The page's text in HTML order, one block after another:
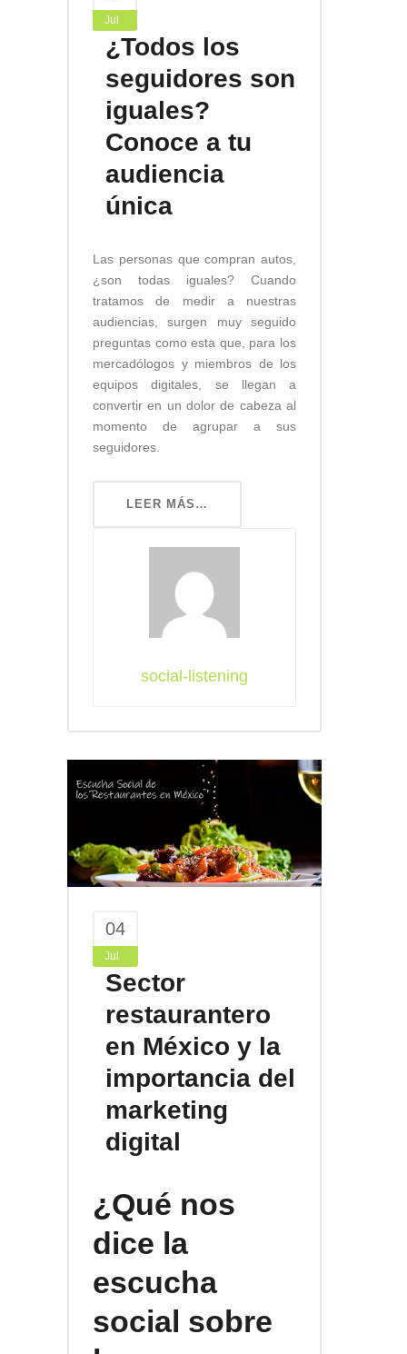
Jul
¿Todos los
seguidores son
iguales?
Conoce a tu
audiencia
única
Las personas que compran autos,
¿son todas iguales? Cuando
tratamos de medir a nuestras
audiencias, surgen muy seguido
preguntas como esta que, para los
mercadólogos y miembros de los
equipos digitales, se llegan a
convertir en un dolor de cabeza al
momento de agrupar a sus
seguidores.
LEER MÁS…
social-listening
04
Jul
Sector
restaurantero
en México y la
importancia del
marketing
digital
¿Qué nos
dice la
escucha
social sobre